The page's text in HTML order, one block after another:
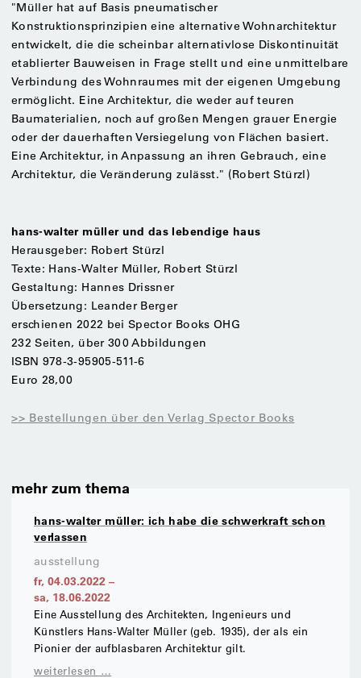
"Müller hat auf Basis pneumatischer
Konstruktionsprinzipien eine alternative Wohnarchitektur
entwickelt, die die scheinbar alternativlose Diskontinuität
etablierter Bauweisen in Frage stellt und eine unmittelbare
Verbindung des Wohnraumes mit der eigenen Umgebung
ermöglicht. Eine Architektur, die weder auf teuren
Baumaterialien, noch auf großen Mengen grauer Energie
oder der dauerhaften Versiegelung von Flächen basiert.
Eine Architektur, in Anpassung an ihren Gebrauch, eine
Architektur, die Veränderung zulässt." (Robert Stürzl)
hans-walter müller und das lebendige haus
Herausgeber: Robert Stürzl
Texte: Hans-Walter Müller, Robert Stürzl
Gestaltung: Hannes Drissner
Übersetzung: Leander Berger
erschienen 2022 bei Spector Books OHG
232 Seiten, über 300 Abbildungen
ISBN 978-3-95905-511-6
Euro 28,00
>> Bestellungen über den Verlag Spector Books
mehr zum thema
hans-walter müller: ich habe die schwerkraft schon
verlassen
ausstellung
fr, 04.03.2022 –
sa, 18.06.2022
Eine Ausstellung des Architekten, Ingenieurs und
Künstlers Hans-Walter Müller (geb. 1935), der als ein
Pionier der aufblasbaren Architektur gilt.
weiterlesen …